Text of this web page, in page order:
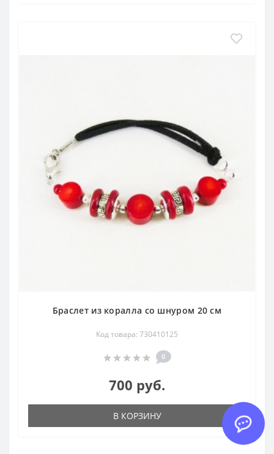
Браслет из коралла со шнуром 20 см
Код товара: 730410125
0
700 руб.
В КОРЗИНУ